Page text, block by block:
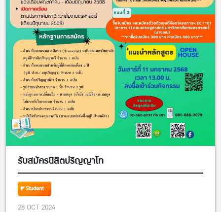
รับสมัครนิสิตปริญญาโท
Student
28 OCT 2024